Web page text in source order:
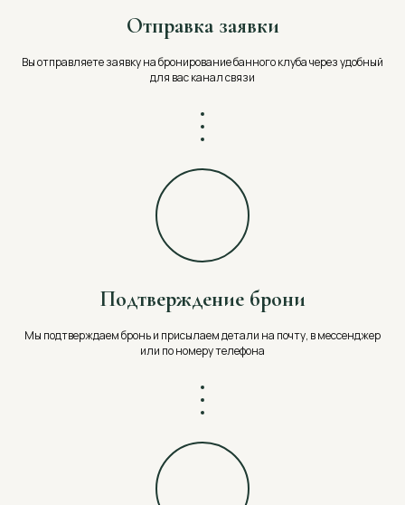
Отправка заявки
Вы отправляете заявку на бронирование банного клуба через удобный
для вас канал связи
Подтверждение брони
Мы подтверждаем бронь и присылаем детали на почту, в мессенджер
или по номеру телефона